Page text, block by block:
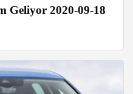
Geliyor 2020-09-18